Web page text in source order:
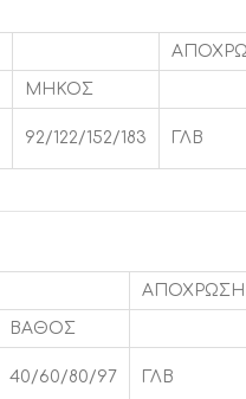
ΜΗΚΟΣ
92/122/152/183 ΓΛΒ
ΑΠΟΧΡΩΣΗ
ΒΑΘΟΣ
40/60/80/97 ΓΛΒ